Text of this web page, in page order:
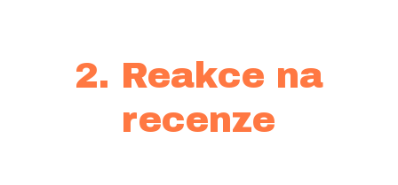
2. Reakce na
recenze